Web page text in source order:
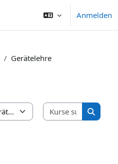
Anmelden
Gerätelehre
Kurse
Kurse